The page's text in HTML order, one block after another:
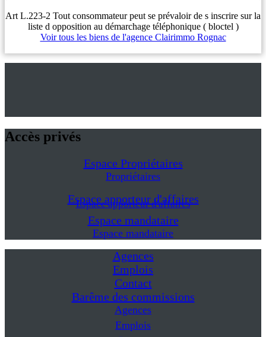
Art L.223-2 Tout consommateur peut se prévaloir de s inscrire sur la
liste d opposition au démarchage téléphonique ( bloctel )
Voir tous les biens de l'agence Clairimmo Rognac
Accès privés
Espace Propriétaires
Propriétaires
Espace apporteur d'affaires
Espace apporteur d'affaires
Espace mandataire
Espace mandataire
Agences
Emplois
Contact
Barême des commissions
Agences
Emplois